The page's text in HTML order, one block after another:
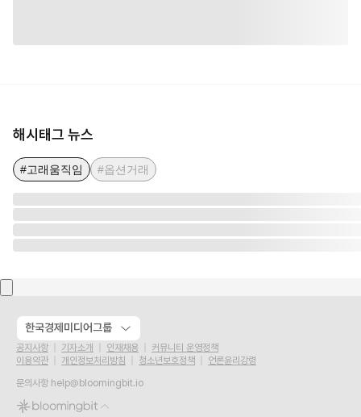
해시태그 뉴스
#고래움직임 #옵션거래
한국경제미디어그룹
공지사항 기자소개 인재채용
커뮤니티 운영정책
이용약관
개인정보처리방침 청소년보호정책
언론윤리강령
문의사항 help@bloomingbit.io